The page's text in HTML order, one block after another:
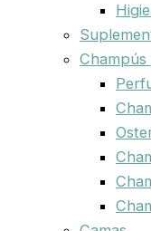
Champús